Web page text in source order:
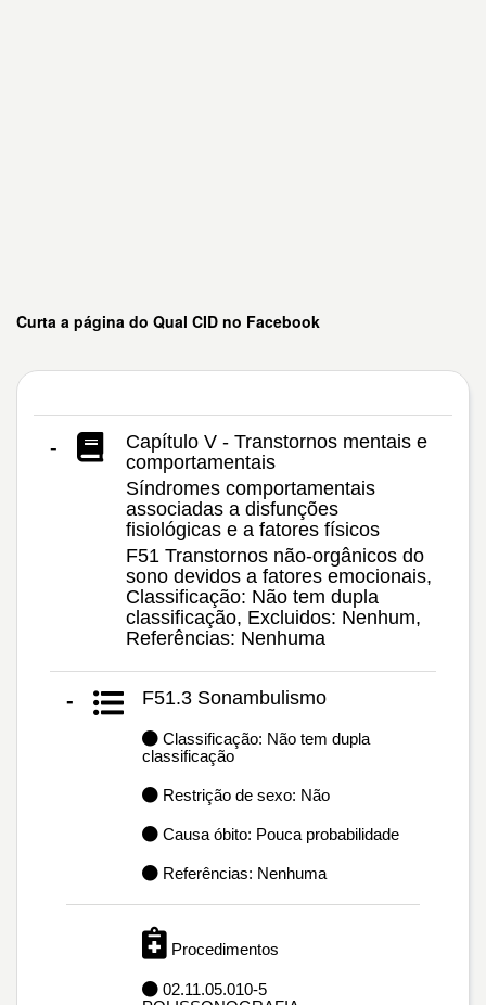
Curta a página do Qual CID no Facebook
-
Capítulo V - Transtornos mentais e
comportamentais
Síndromes comportamentais
associadas a disfunções
fisiológicas e a fatores físicos
F51 Transtornos não-orgânicos do
sono devidos a fatores emocionais,
Classificação: Não tem dupla
classificação, Excluidos: Nenhum,
Referências: Nenhuma
- F51.3 Sonambulismo
Classificação: Não tem dupla
classificação
Restrição de sexo: Não
Causa óbito: Pouca probabilidade
Referências: Nenhuma
Procedimentos
02.11.05.010-5